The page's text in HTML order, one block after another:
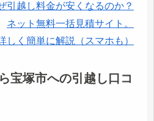
引越し料金が安くなるのか？
ネット無料一括見積サイト。
しく簡単に解説（スマホも）
宝塚市への引越し口コ